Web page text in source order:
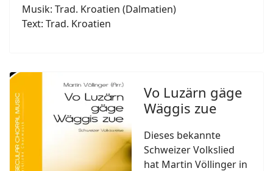
Musik: Trad. Kroatien (Dalmatien)
Text: Trad. Kroatien
Vo Luzärn gäge
Wäggis zue
Dieses bekannte
Schweizer Volkslied
hat Martin Völlinger in